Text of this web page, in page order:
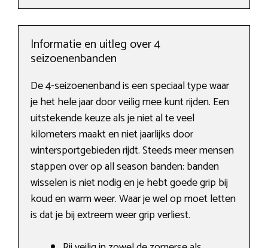
Informatie en uitleg over 4
seizoenenbanden
De 4-seizoenenband is een speciaal type waar
je het hele jaar door veilig mee kunt rijden. Een
uitstekende keuze als je niet al te veel
kilometers maakt en niet jaarlijks door
wintersportgebieden rijdt. Steeds meer mensen
stappen over op all season banden: banden
wisselen is niet nodig en je hebt goede grip bij
koud en warm weer. Waar je wel op moet letten
is dat je bij extreem weer grip verliest.